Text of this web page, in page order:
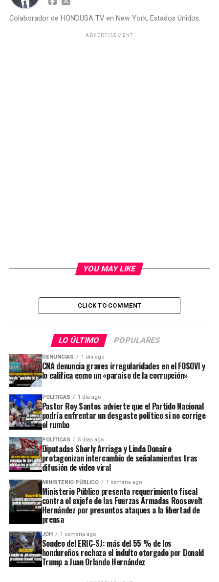
Colaborador de HONDUSA TV en New York, Estados Unidos.
ADVERTISEMENT
YOU MAY LIKE
CLICK TO COMMENT
LO ÚLTIMO POPULARES
DENUNCIAS 1 día ago
CNA denuncia graves irregularidades en el FOSOVI y
lo califica como un «paraíso de la corrupción»
POLÍTICAS 1 día ago
Pastor Roy Santos advierte que el Partido Nacional
podría enfrentar un desgaste político si no corrige
el rumbo
POLÍTICAS 5 días ago
Diputadas Sherly Arriaga y Linda Donaire
protagonizan intercambio de señalamientos tras
difusión de video viral
MINISTERIO PÚBLICO 1 semana ago
Ministerio Público presenta requerimiento fiscal
contra el exjefe de las Fuerzas Armadas Roosevelt
Hernández por presuntos ataques a la libertad de
prensa
JOH 1 semana ago
Sondeo del ERIC-SJ: más del 55 % de los
hondureños rechaza el indulto otorgado por Donald
Trump a Juan Orlando Hernández